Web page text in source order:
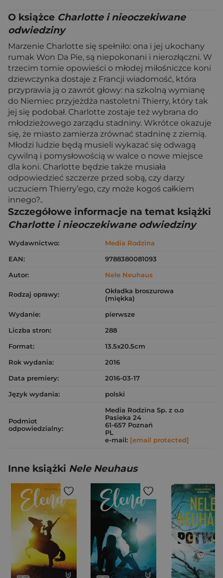
O książce Charlotte i nieoczekiwane
odwiedziny
Marzenie Charlotte się spełniło: ona i jej ukochany
rumak Won Da Pie, są niepokonani i nierozłączni. W
trzecim tomie opowieści o młodej miłośniczce koni
dziewczynka dostaje z Francji wiadomość, która
przyprawia ją o zawrót głowy: na szkolną wymianę
do Niemiec przyjeżdża nastoletni Thierry, który tak
jej się podobał. Charlotte zostaje też wybrana do
młodzieżowego zarządu stadniny. Wkrótce okazuje
się, że miasto zamierza zrównać stadninę z ziemią.
Młodzi ludzie będą musieli wykazać się odwagą
cywilną i pomysłowością w walce o nowe miejsce
dla koni. Charlotte będzie także musiała
odpowiedzieć szczerze przed sobą, czy darzy
uczuciem Thierry’ego, czy może kogoś całkiem
innego?..
Szczegółowe informacje na temat książki
Charlotte i nieoczekiwane odwiedziny
Wydawnictwo:
Media Rodzina
EAN:
9788380081093
Autor:
Nele Neuhaus
Rodzaj oprawy:
Okładka broszurowa
(miękka)
Wydanie:
pierwsze
Liczba stron:
288
Format:
13.5x20.5cm
Rok wydania:
2016
Data premiery:
2016-03-17
Język wydania:
polski
Podmiot
odpowiedzialny:
Media Rodzina Sp. z o.o
Pasieka 24
61-657 Poznań
PL
e-mail: [email protected]
Inne książki Nele Neuhaus